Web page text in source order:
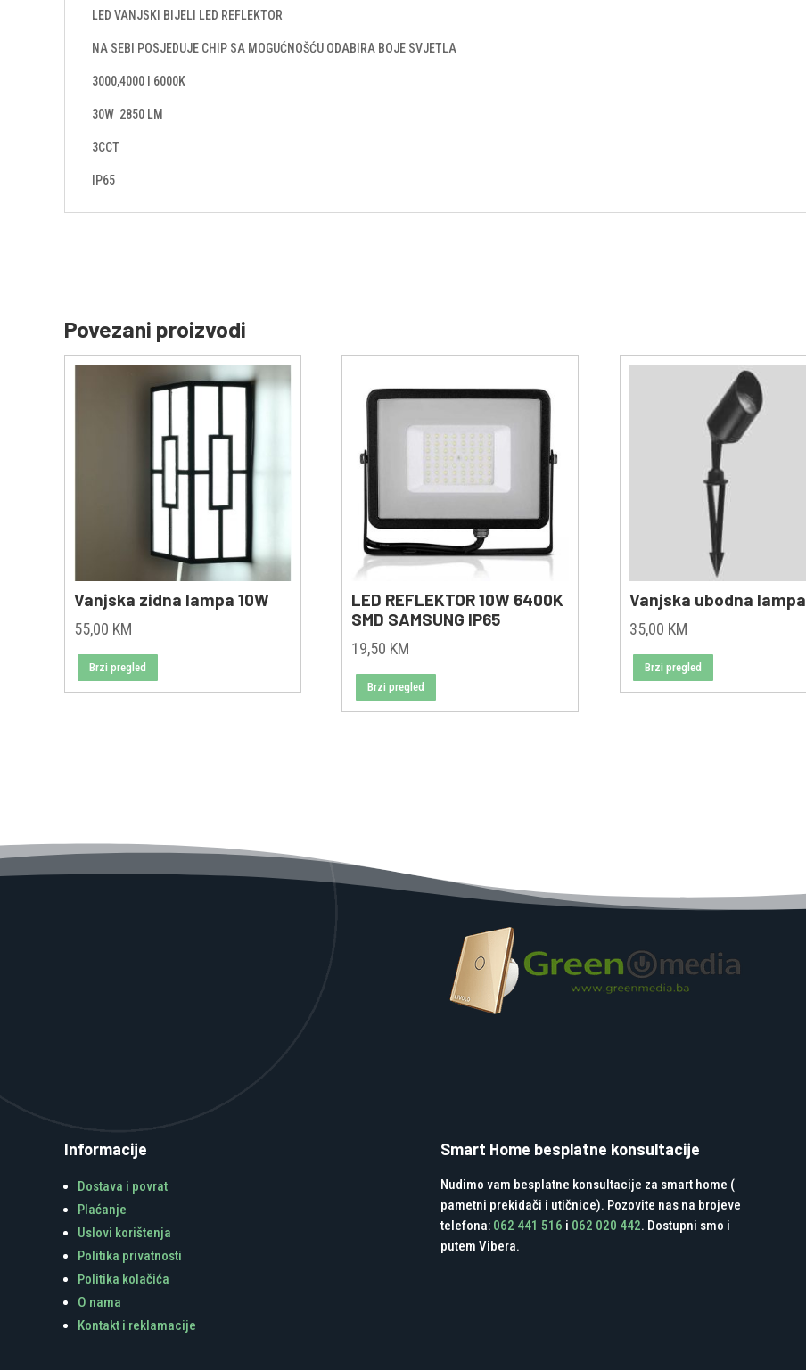
LED VANJSKI BIJELI LED REFLEKTOR
NA SEBI POSJEDUJE CHIP SA MOGUĆNOŠĆU ODABIRA BOJE SVJETLA
3000,4000 I 6000K
30W 2850 LM
3CCT
IP65
Povezani proizvodi
Vanjska zidna lampa 10W
55,00 KM
Brzi pregled
LED REFLEKTOR 10W 6400K
SMD SAMSUNG IP65
19,50 KM
Brzi pregled
Vanjska ubodna lampa
35,00 KM
Brzi pregled
Informacije
Dostava i povrat
Plaćanje
Uslovi korištenja
Politika privatnosti
Politika kolačića
O nama
Kontakt i reklamacije
Smart Home besplatne konsultacije
Nudimo vam besplatne konsultacije za smart home (
pametni prekidači i utičnice). Pozovite nas na brojeve
telefona: 062 441 516 i 062 020 442. Dostupni smo i
putem Vibera.